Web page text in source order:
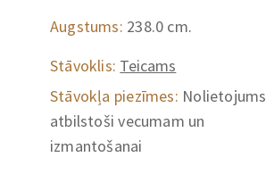
Augstums: 238.0 cm.
Stāvoklis: Teicams
Stāvokļa piezīmes: Nolietojums
atbilstoši vecumam un
izmantošanai